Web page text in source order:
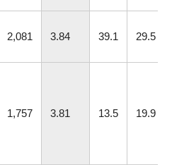
2,081 3.84 39.1 29.5
1,757 3.81 13.5 19.9